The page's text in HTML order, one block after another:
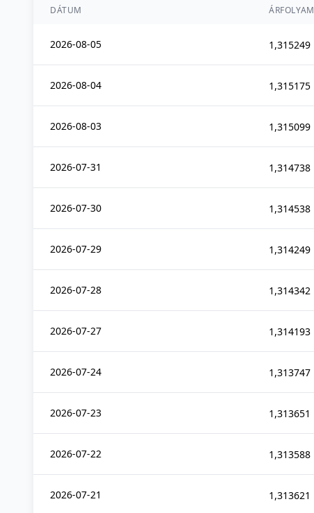
DÁTUM ÁRFOLYAM
2026-08-05 1,315249
2026-08-04 1,315175
2026-08-03 1,315099
2026-07-31 1,314738
2026-07-30 1,314538
2026-07-29 1,314249
2026-07-28 1,314342
2026-07-27 1,314193
2026-07-24 1,313747
2026-07-23 1,313651
2026-07-22 1,313588
2026-07-21 1,313621